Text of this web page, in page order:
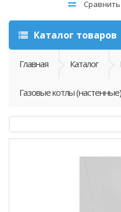
Сравнить
Каталог товаров
Главная Каталог
Газовые котлы (настенные)